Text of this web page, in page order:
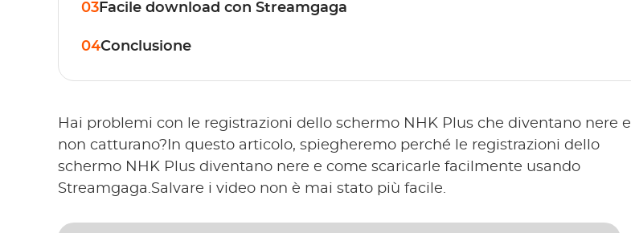
03 Facile download con Streamgaga
04Conclusione
Hai problemi con le registrazioni dello schermo NHK Plus che diventano nere e
non catturano?In questo articolo, spiegheremo perché le registrazioni dello
schermo NHK Plus diventano nere e come scaricarle facilmente usando
Streamgaga.Salvare i video non è mai stato più facile.